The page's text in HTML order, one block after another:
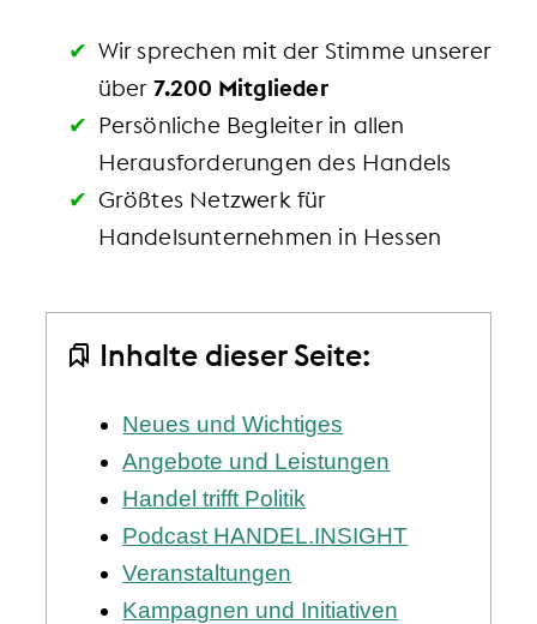
Wir sprechen mit der Stimme unserer
über 7.200 Mitglieder
Persönliche Begleiter in allen
Herausforderungen des Handels
Größtes Netzwerk für
Handelsunternehmen in Hessen
Inhalte dieser Seite:
Neues und Wichtiges
Angebote und Leistungen
Handel trifft Politik
Podcast HANDEL.INSIGHT
Veranstaltungen
Kampagnen und Initiativen